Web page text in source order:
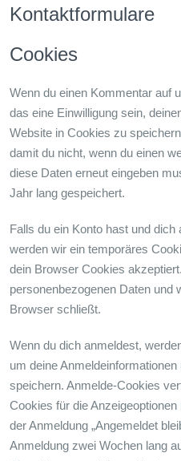
Kontaktformulare
Cookies
Wenn du einen Kommentar auf
das eine Einwilligung sein,
Website in Cookies zu
damit du nicht, wenn du einen
diese Daten erneut eingeben
Jahr lang gespeichert.
Falls du ein Konto hast und
werden wir ein temporäres
dein Browser Cookies
personenbezogenen Daten und
Browser schließt.
Wenn du dich anmeldest,
um deine
speichern. Anmelde-Cookies
Cookies für die
der Anmeldung „Angemeldet
Anmeldung zwei Wochen lang